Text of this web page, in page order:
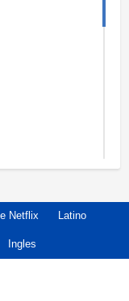
Netflix Latino
Ingles